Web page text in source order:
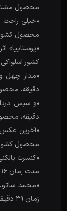
محصول
محصول
کشور اسلواکی
دقیقه،
دقیقه،
محصول کشور
«کنسرت
مدت زمان 16 دقیقه، محصول کشور لهستان
«محمد
زمان 39 دقیقه، محصول کشور ژاپن